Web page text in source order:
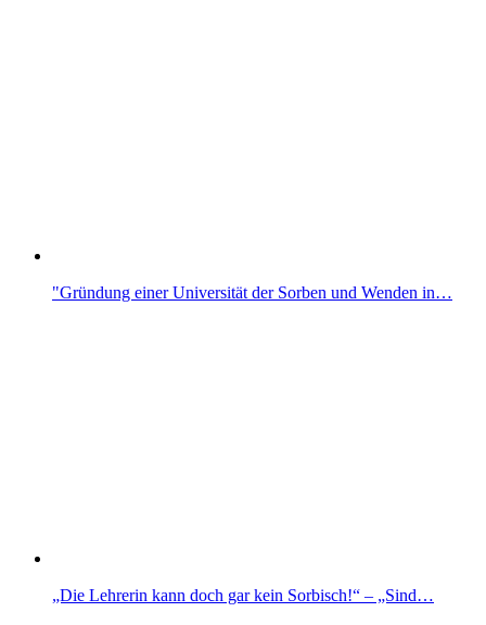
"Gründung einer Universität der Sorben und Wenden in…
„Die Lehrerin kann doch gar kein Sorbisch!“ – „Sind…